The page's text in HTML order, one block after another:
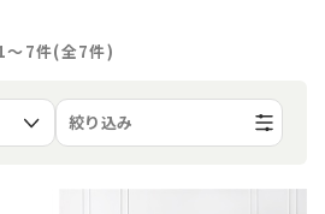
〜7件(全7件)
絞り込み